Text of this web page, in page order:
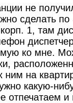
не
сделать по
1, там
ко мне.
ним на
какую-
отпечатаем